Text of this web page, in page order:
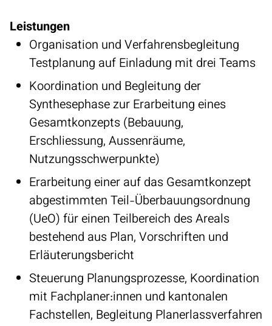
Leistungen
Organisation und Verfahrensbegleitung
Testplanung auf Einladung mit drei Teams
Koordination und Begleitung der
Synthesephase zur Erarbeitung eines
Gesamtkonzepts (Bebauung,
Erschliessung, Aussenräume,
Nutzungsschwerpunkte)
Erarbeitung einer auf das Gesamtkonzept
abgestimmten Teil-Überbauungsordnung
(UeO) für einen Teilbereich des Areals
bestehend aus Plan, Vorschriften und
Erläuterungsbericht
Steuerung Planungsprozesse, Koordination
mit Fachplaner:innen und kantonalen
Fachstellen, Begleitung Planerlassverfahren